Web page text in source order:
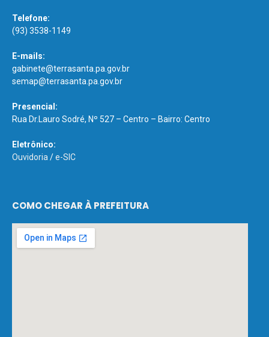
Telefone:
(93) 3538-1149
E-mails:
gabinete@terrasanta.pa.gov.br
semap@terrasanta.pa.gov.br
Presencial:
Rua Dr.Lauro Sodré, Nº 527 – Centro – Bairro: Centro
Eletrônico:
Ouvidoria /e-SIC
COMO CHEGAR À PREFEITURA